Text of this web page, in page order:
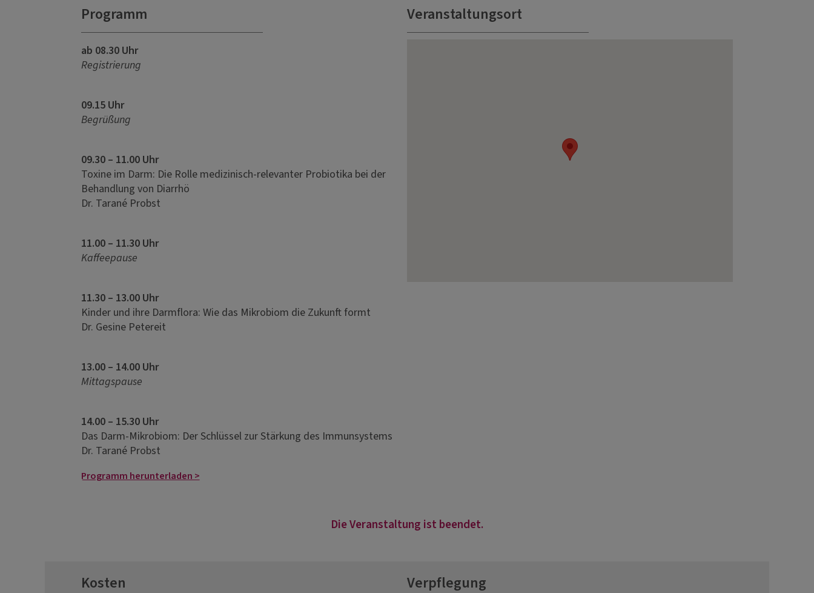
Programm
ab 08.30 Uhr
Registrierung
09.15 Uhr
Begrüßung
09.30 – 11.00 Uhr
Toxine im Darm: Die Rolle medizinisch-relevanter Probiotika bei der
Behandlung von Diarrhö
Dr. Tarané Probst
11.00 – 11.30 Uhr
Kaffeepause
11.30 – 13.00 Uhr
Kinder und ihre Darmflora: Wie das Mikrobiom die Zukunft formt
Dr. Gesine Petereit
13.00 – 14.00 Uhr
Mittagspause
14.00 – 15.30 Uhr
Das Darm-Mikrobiom: Der Schlüssel zur Stärkung des Immunsystems
Dr. Tarané Probst
Programm herunterladen >
Veranstaltungsort
Die Veranstaltung ist beendet.
Kosten Verpflegung